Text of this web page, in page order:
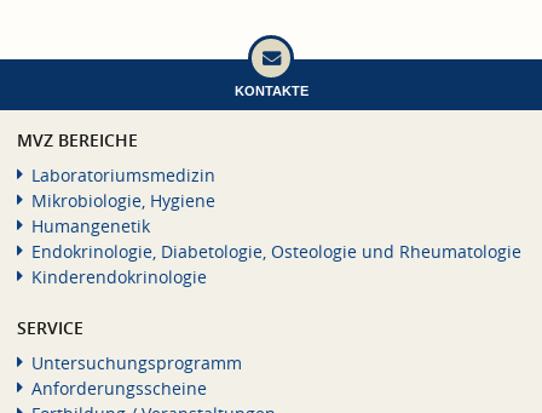
KONTAKTE
MVZ BEREICHE
Laboratoriumsmedizin
Mikrobiologie, Hygiene
Humangenetik
Endokrinologie, Diabetologie, Osteologie und Rheumatologie
Kinderendokrinologie
SERVICE
Untersuchungsprogramm
Anforderungsscheine